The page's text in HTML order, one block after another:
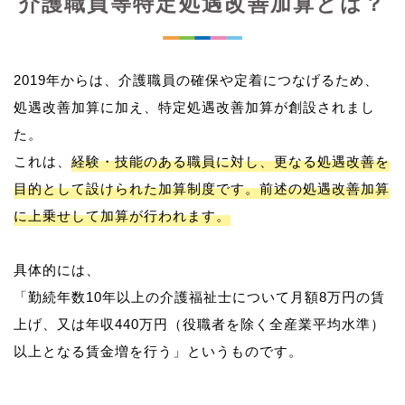
2019年からは、介護職員の確保や定着につなげるため、
処遇改善加算に加え、特定処遇改善加算が創設されまし
た。
これは、 経験・技能のある職員に対し、更なる処遇改善を
目的として設けられた加算制度です。前述の処遇改善加算
に上乗せして加算が行われます。
具体的には、
「勤続年数10年以上の介護福祉士について月額8万円の賃
上げ、又は年収440万円（役職者を除く全産業平均水準）